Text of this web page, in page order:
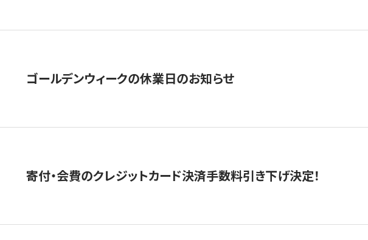
ゴールデンウィークの休業日のお知らせ
寄付・会費のクレジットカード決済手数料引き下げ決定！